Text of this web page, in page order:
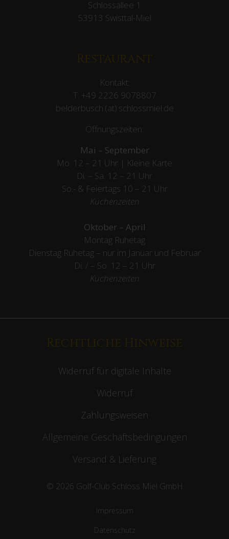
Schlossallee 1
53913 Swisttal-Miel
Restaurant
Kontakt:
T: +49 2226 9078807
belderbusch (at) schlossmiel.de
Öffnungszeiten:
Mai – September
Mo. 12 – 21 Uhr | Kleine Karte
Di. – Sa. 12 – 21 Uhr
So.- & Feiertags 10 – 21 Uhr
Küchenzeiten
Oktober – April
Montag Ruhetag
Dienstag Ruhetag – nur im Januar und Februar
Di. / – So. 12 – 21 Uhr
Küchenzeiten
Rechtliche Hinweise
Widerruf für digitale Inhalte
Widerruf
Zahlungsweisen
Allgemeine Geschäftsbedingungen
Versand & Lieferung
© 2026 Golf-Club Schloss Miel GmbH
Impressum
Datenschutz